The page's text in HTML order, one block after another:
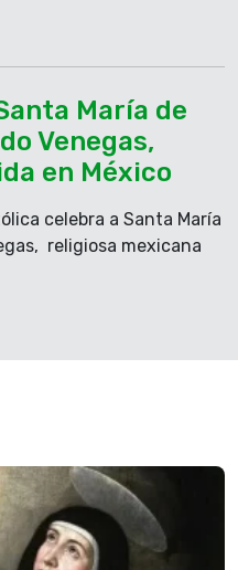
María de
Venegas,
en México
celebra a Santa María
religiosa mexicana